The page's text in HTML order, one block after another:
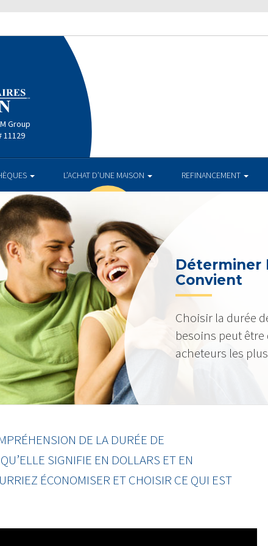
Group
11129
L’ACHAT D’UNE MAISON REFINANCEMENT
Déterminer
Convient
Choisir la durée
besoins peut
acheteurs les
DE LA DURÉE DE
SIGNIFIE EN DOLLARS ET EN
ÉCONOMISER ET CHOISIR CE QUI EST